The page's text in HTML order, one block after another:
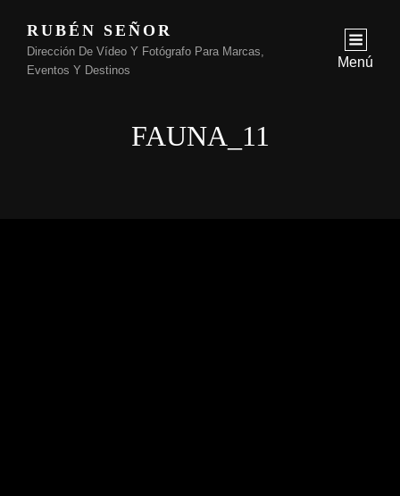
RUBÉN SEÑOR
Dirección De Vídeo Y Fotógrafo Para Marcas,
Eventos Y Destinos
Menú
FAUNA_11